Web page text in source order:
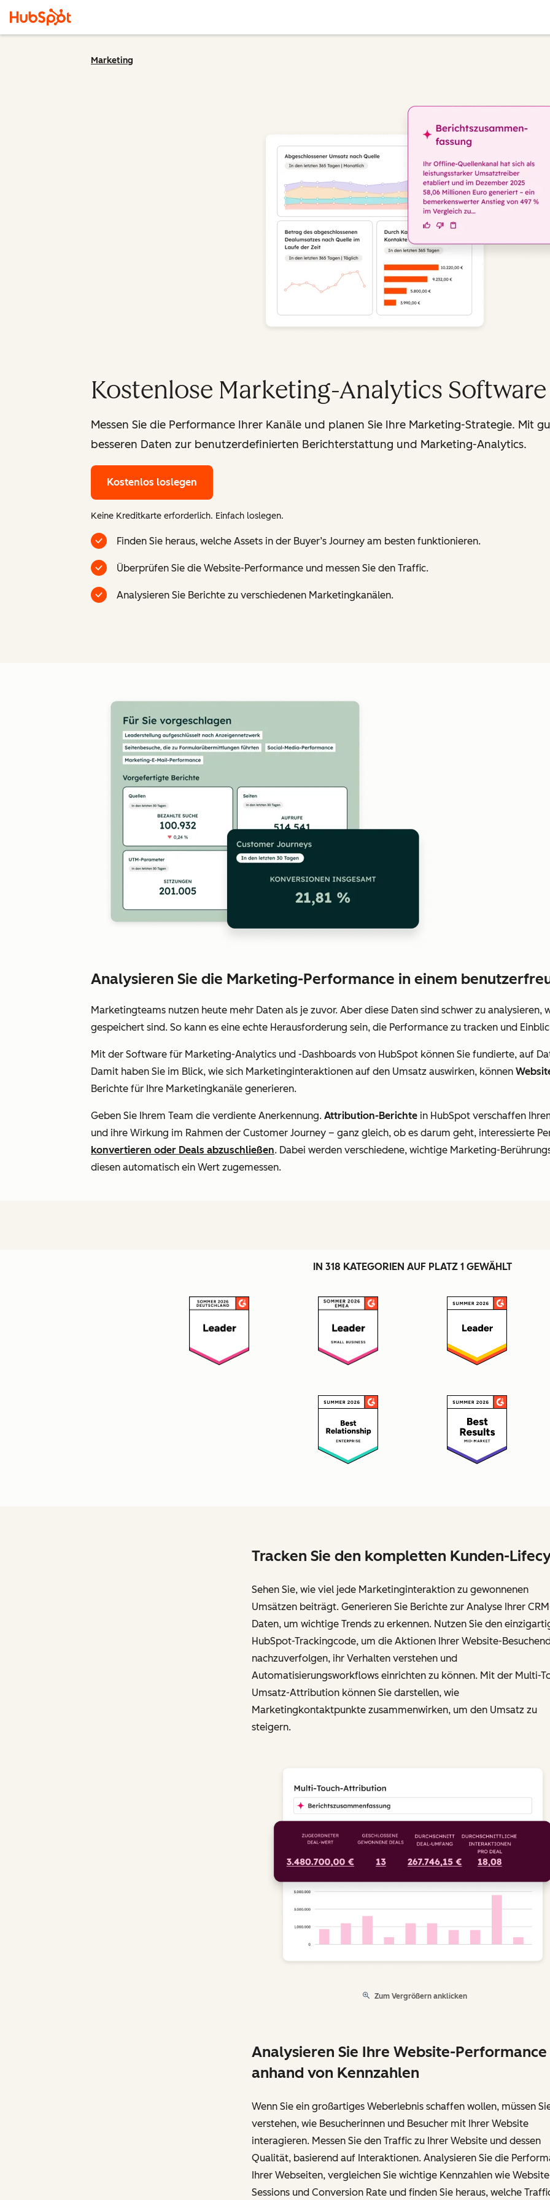
Marketing
Kostenlose Marketing-Analytics Software
Messen Sie die Performance Ihrer Kanäle und planen Sie Ihre Marketing-Strategie. Mit
besseren Daten zur benutzerdefinierten Berichterstattung und Marketing-Analytics.
Kostenlos loslegen
Keine Kreditkarte erforderlich. Einfach loslegen.
Finden Sie heraus, welche Assets in der Buyer’s Journey am besten funktionieren.
Überprüfen Sie die Website-Performance und messen Sie den Traffic.
Analysieren Sie Berichte zu verschiedenen Marketingkanälen.
Analysieren Sie die Marketing-Performance in einem
Marketingteams nutzen heute mehr Daten als je zuvor. Aber diese Daten sind schwer zu analysieren,
gespeichert sind. So kann es eine echte Herausforderung sein, die Performance zu tracken und
Mit der Software für Marketing-Analytics und -Dashboards von HubSpot können Sie fundierte, auf
Damit haben Sie im Blick, wie sich Marketinginteraktionen auf den Umsatz auswirken, können
Berichte für Ihre Marketingkanäle generieren.
Geben Sie Ihrem Team die verdiente Anerkennung. Attribution-Berichte in HubSpot verschaffen
und ihre Wirkung im Rahmen der Customer Journey – ganz gleich, ob es darum geht, interessierte
konvertieren oder Deals abzuschließen. Dabei werden verschiedene, wichtige Marketing-
diesen automatisch ein Wert zugemessen.
IN 318 KATEGORIEN AUF PLATZ 1 GEWÄHLT
Tracken Sie den kompletten Kunden-
Sehen Sie, wie viel jede Marketinginteraktion zu gewonnenen
Umsätzen beiträgt. Generieren Sie Berichte zur Analyse Ihrer
Daten, um wichtige Trends zu erkennen. Nutzen Sie den
HubSpot-Trackingcode, um die Aktionen Ihrer Website-
nachzuverfolgen, ihr Verhalten verstehen und
Automatisierungsworkflows einrichten zu können. Mit der Multi-
Umsatz-Attribution können Sie darstellen, wie
Marketingkontaktpunkte zusammenwirken, um den Umsatz zu
steigern.
Zum Vergrößern anklicken
Analysieren Sie Ihre Website-Performance
anhand von Kennzahlen
Wenn Sie ein großartiges Weberlebnis schaffen wollen, müssen
verstehen, wie Besucherinnen und Besucher mit Ihrer Website
interagieren. Messen Sie den Traffic zu Ihrer Website und dessen
Qualität, basierend auf Interaktionen. Analysieren Sie die
Ihrer Webseiten, vergleichen Sie wichtige Kennzahlen wie
Sessions und Conversion Rate und finden Sie heraus, welche